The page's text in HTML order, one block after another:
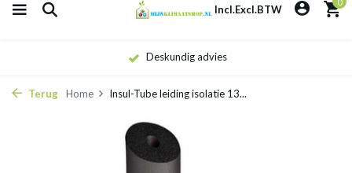
Incl.Excl.BTW
Deskundig advies
Terug Home Insul-Tube leiding isolatie 13...